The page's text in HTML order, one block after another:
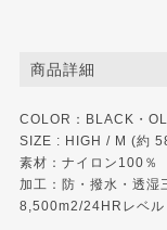
商品詳細
COLOR：BLACK・
SIZE : HIGH / M (約
素材：ナイロン100％
加工：防・撥水・透
8,500m2/24HRレベル